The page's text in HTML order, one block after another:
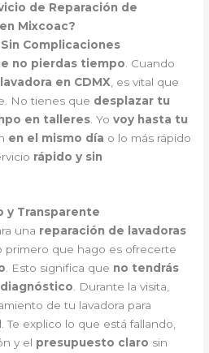
de Reparación de
Mixcoac?
Complicaciones
no pierdas tiempo . Cuando
lavadora en CDMX , es vital que
No tienes que desplazar tu
en talleres . Yovoy hasta tu
en el mismo día o lo más rápido
rápido y sin
y Transparente
una reparación de lavadoras
primero que hago es ofrecerte
. Esto significa que no tendrás
. Durante la visita,
de tu lavadora para
explico lo que está fallando,
y el presupuesto claro sin